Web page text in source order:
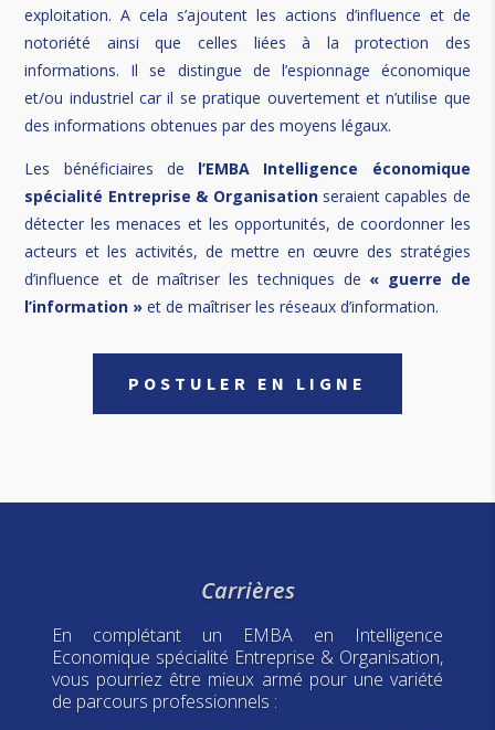
exploitation. A cela s’ajoutent les actions d’influence et de
notoriété ainsi que celles liées à la protection des
informations. Il se distingue de l’espionnage économique
et/ou industriel car il se pratique ouvertement et n’utilise que
des informations obtenues par des moyens légaux.
Les bénéficiaires de l’EMBA Intelligence économique
spécialité Entreprise & Organisationseraient capables de
détecter les menaces et les opportunités, de coordonner les
acteurs et les activités, de mettre en œuvre des stratégies
d’influence et de maîtriser les techniques de « guerre de
l’information » et de maîtriser les réseaux d’information.
POSTULER EN LIGNE
Carrières
En complétant un EMBA en Intelligence
Economique spécialité Entreprise & Organisation,
vous pourriez être mieux armé pour une variété
de parcours professionnels :